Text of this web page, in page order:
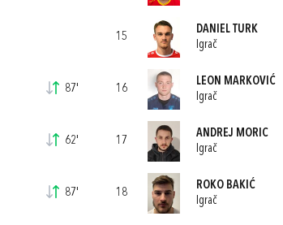
87'
62'
87'
15
DANIEL TURK
Igrač
16
LEON MARKOVIĆ
Igrač
17
ANDREJ MORIC
Igrač
18
ROKO BAKIĆ
Igrač